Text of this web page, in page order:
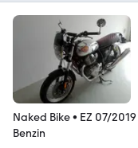
Naked Bike• EZ 07/2019
Benzin